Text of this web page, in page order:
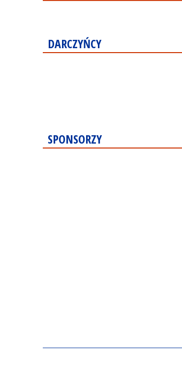
DARCZYŃCY
SPONSORZY